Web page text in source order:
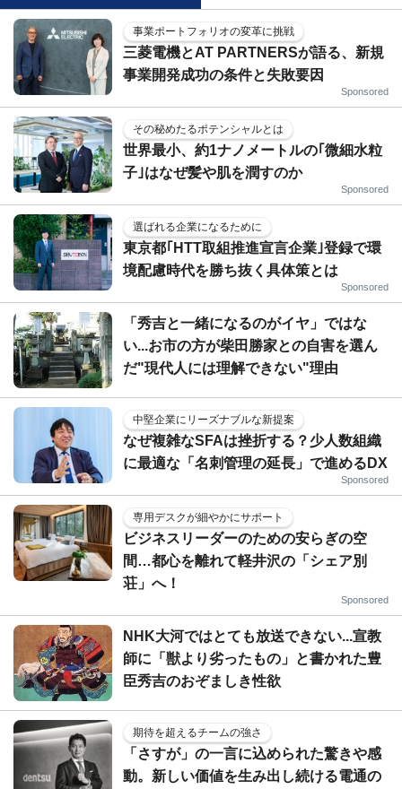
事業ポートフォリオの変革に挑戦
三菱電機とAT PARTNERSが語る、新規
事業開発成功の条件と失敗要因
Sponsored
その秘めたるポテンシャルとは
世界最小、約1ナノメートルの｢微細水粒
子｣はなぜ髪や肌を潤すのか
Sponsored
選ばれる企業になるために
東京都｢HTT取組推進宣言企業｣登録で環
境配慮時代を勝ち抜く具体策とは
Sponsored
「秀吉と一緒になるのがイヤ」ではな
い...お市の方が柴田勝家との自害を選ん
だ"現代人には理解できない"理由
中堅企業にリーズナブルな新提案
なぜ複雑なSFAは挫折する？少人数組織
に最適な「名刺管理の延長」で進めるDX
Sponsored
専用デスクが細やかにサポート
ビジネスリーダーのための安らぎの空
間…都心を離れて軽井沢の「シェア別
荘」へ！
Sponsored
NHK大河ではとても放送できない...宣教
師に「獣より劣ったもの」と書かれた豊
臣秀吉のおぞましき性欲
期待を超えるチームの強さ
「さすが」の一言に込められた驚きや感
動。新しい価値を生み出し続ける電通の